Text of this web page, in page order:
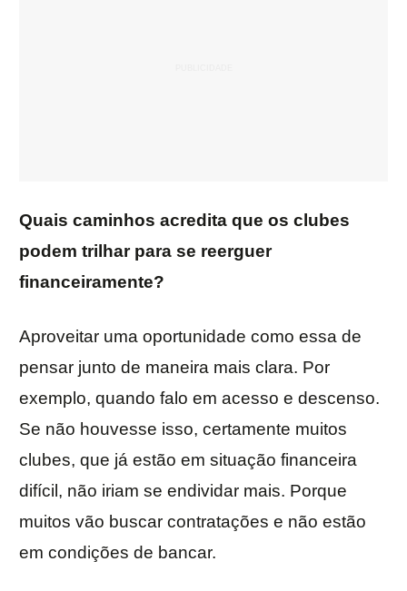
Quais caminhos acredita que os clubes
podem trilhar para se reerguer
financeiramente?
Aproveitar uma oportunidade como essa de
pensar junto de maneira mais clara. Por
exemplo, quando falo em acesso e descenso.
Se não houvesse isso, certamente muitos
clubes, que já estão em situação financeira
difícil, não iriam se endividar mais. Porque
muitos vão buscar contratações e não estão
em condições de bancar.